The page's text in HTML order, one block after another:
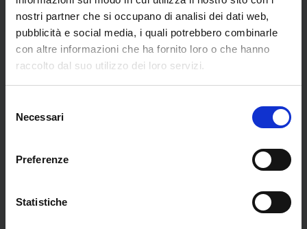
nostri partner che si occupano di analisi dei dati web,
pubblicità e social media, i quali potrebbero combinarle
con altre informazioni che ha fornito loro o che hanno
raccolto dal suo utilizzo dei loro servizi.
delNecessari
Preferenze
Statistiche
Purgatorio canto XIV Paradiso canto XXXI